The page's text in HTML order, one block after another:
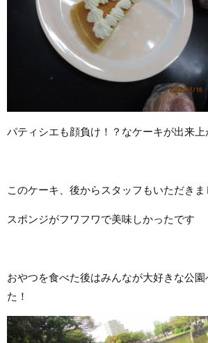
パティシエも顔負け！？なケーキが出来上
このケーキ、後からスタッフもいただき
スポンジがフワフワで美味しかったです
おやつを食べた後はみんなが大好きな公
た！